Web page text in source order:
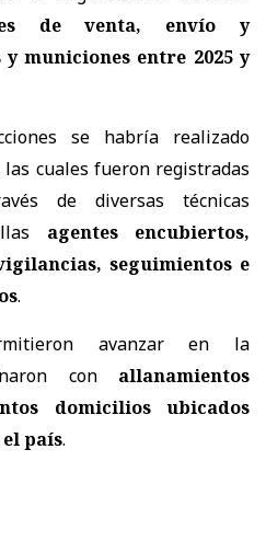
de venta, envío y
municiones entre 2025 y
se habría realizado
las cuales fueron registradas
de diversas técnicas
agentes encubiertos,
seguimientos e
.
avanzar en la
con allanamientos
domicilios ubicados
país.